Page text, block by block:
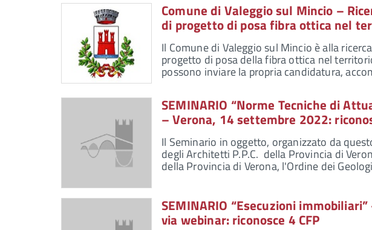
Comune di Valeggio sul Mincio –
di progetto di posa fibra ottica nel
Il Comune di Valeggio sul Mincio è alla
progetto di posa della fibra ottica nel
possono inviare la propria candidatura,
SEMINARIO “Norme Tecniche di
– Verona, 14 settembre 2022:
Il Seminario in oggetto, organizzato da
degli Architetti P.P.C. della Provincia di
della Provincia di Verona, l'Ordine dei
SEMINARIO “Esecuzioni
via webinar: riconosce 4 CFP